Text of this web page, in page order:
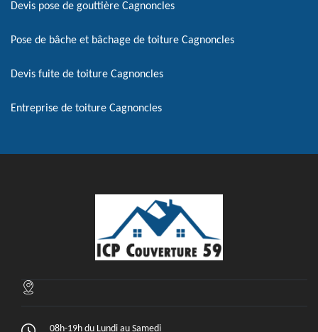
Devis pose de gouttière Cagnoncles
Pose de bâche et bâchage de toiture Cagnoncles
Devis fuite de toiture Cagnoncles
Entreprise de toiture Cagnoncles
08h-19h du Lundi au Samedi